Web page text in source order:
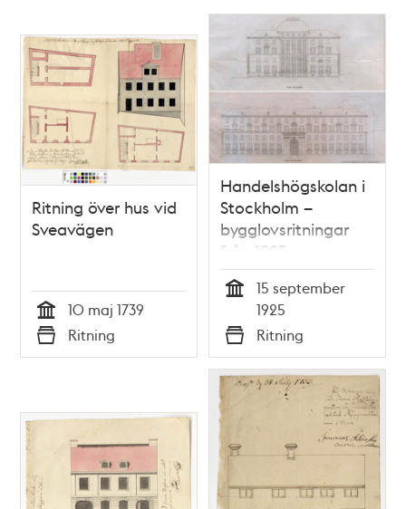
Ritning över hus vid
Sveavägen
Tid
10 maj 1739
Typ
Ritning
Handelshögskolan i
Stockholm –
bygglovsritningar
från 1925
15 september
1925
Typ
Ritning